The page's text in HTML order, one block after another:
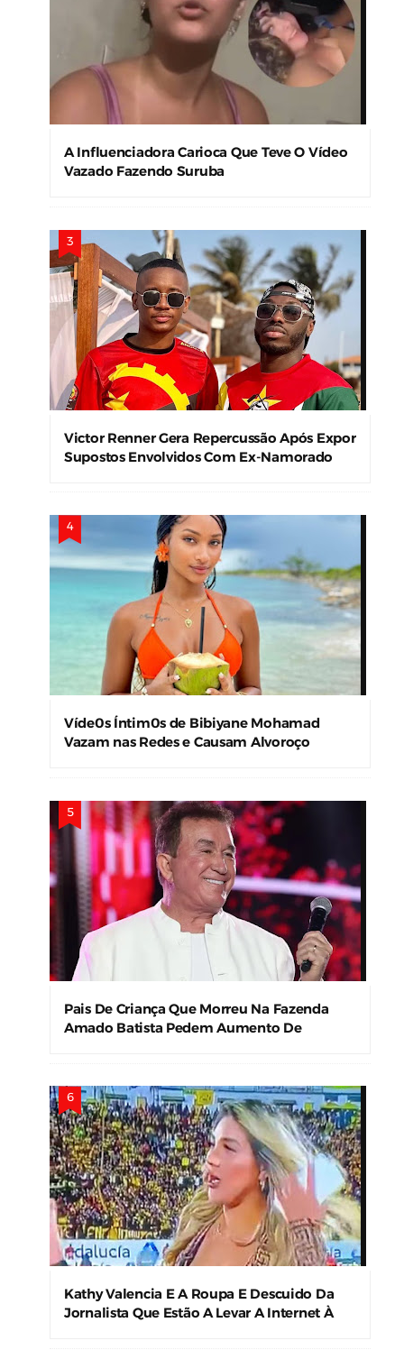
A Influenciadora Carioca Que Teve O Vídeo
Vazado Fazendo Suruba
Victor Renner Gera Repercussão Após Expor
Supostos Envolvidos Com Ex-Namorado
Víde0s Íntim0s de Bibiyane Mohamad
Vazam nas Redes e Causam Alvoroço
Pais De Criança Que Morreu Na Fazenda
Amado Batista Pedem Aumento De
Kathy Valencia E A Roupa E Descuido Da
Jornalista Que Estão A Levar A Internet À